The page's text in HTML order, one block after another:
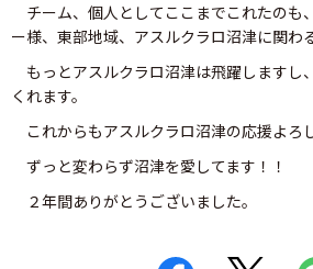
チーム、個人としてここまでこれたのも
ー様、東部地域、アスルクラロ沼津に関わ
もっとアスルクラロ沼津は飛躍しますし
くれます。
これからもアスルクラロ沼津の応援よろ
ずっと変わらず沼津を愛してます！！
２年間ありがとうございました。